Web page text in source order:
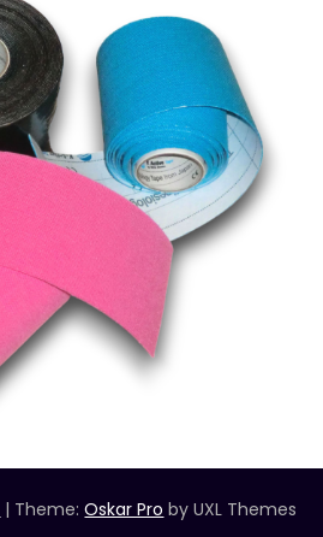
| Theme:Oskar Pro by UXL Themes